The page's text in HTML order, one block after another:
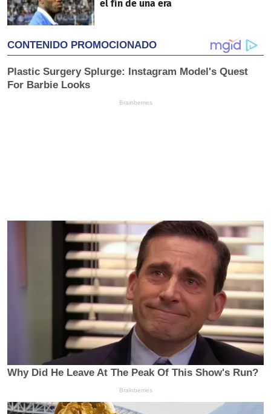
el fin de una era